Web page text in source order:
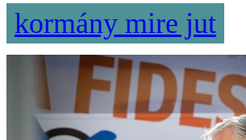
kormány mire jut